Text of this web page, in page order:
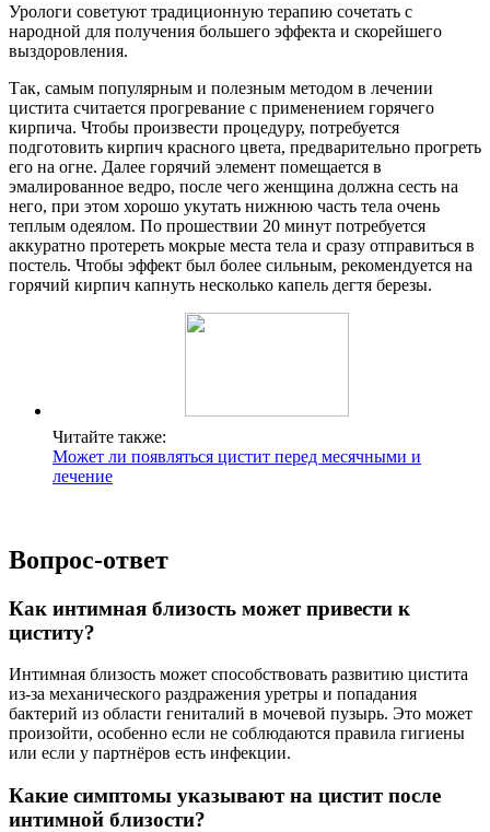
Урологи советуют традиционную терапию сочетать с
народной для получения большего эффекта и скорейшего
выздоровления.
Так, самым популярным и полезным методом в лечении
цистита считается прогревание с применением горячего
кирпича. Чтобы произвести процедуру, потребуется
подготовить кирпич красного цвета, предварительно прогреть
его на огне. Далее горячий элемент помещается в
эмалированное ведро, после чего женщина должна сесть на
него, при этом хорошо укутать нижнюю часть тела очень
теплым одеялом. По прошествии 20 минут потребуется
аккуратно протереть мокрые места тела и сразу отправиться в
постель. Чтобы эффект был более сильным, рекомендуется на
горячий кирпич капнуть несколько капель дегтя березы.
Читайте также:
Может ли появляться цистит перед месячными и
лечение
Вопрос-ответ
Как интимная близость может привести к
циститу?
Интимная близость может способствовать развитию цистита
из-за механического раздражения уретры и попадания
бактерий из области гениталий в мочевой пузырь. Это может
произойти, особенно если не соблюдаются правила гигиены
или если у партнёров есть инфекции.
Какие симптомы указывают на цистит после
интимной близости?